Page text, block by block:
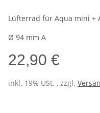
Lüfterrad für Aqua mini +
Ø 94 mm A
22,90 €
inkl. 19% USt. , zzgl.